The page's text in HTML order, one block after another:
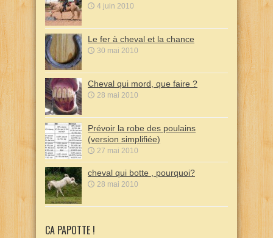
4 juin 2010
Le fer à cheval et la chance
30 mai 2010
Cheval qui mord, que faire ?
28 mai 2010
Prévoir la robe des poulains
(version simplifiée)
27 mai 2010
cheval qui botte , pourquoi?
28 mai 2010
CA PAPOTTE !